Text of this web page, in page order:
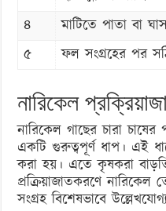
৪
মাটিতে পাতা বা
৫
ফল সংগ্রহের পর
নারিকেল
নারিকেল গাছের চারা
একটি গুরুত্বপূর্ণ ধাপ। এই
করা হয়। এতে কৃষকরা
প্রক্রিয়াজাতকরণে
সংগ্রহ বিশেষভাবে